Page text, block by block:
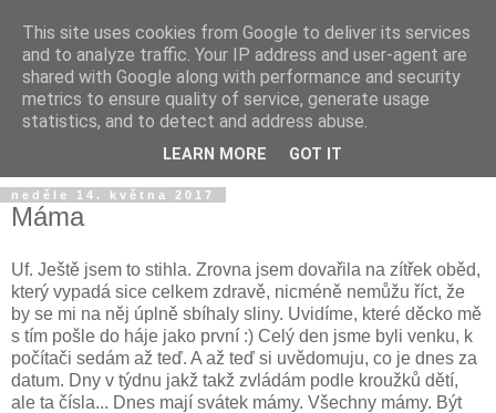
neděle 14. května 2017
Máma
Uf. Ještě jsem to stihla. Zrovna jsem dovařila na zítřek oběd,
který vypadá sice celkem zdravě, nicméně nemůžu říct, že
by se mi na něj úplně sbíhaly sliny. Uvidíme, které děcko mě
s tím pošle do háje jako první :) Celý den jsme byli venku, k
počítači sedám až teď. A až teď si uvědomuju, co je dnes za
datum. Dny v týdnu jakž takž zvládám podle kroužků dětí,
ale ta čísla... Dnes mají svátek mámy. Všechny mámy. Být
This site uses cookies from Google to deliver its services
and to analyze traffic. Your IP address and user-agent are
shared with Google along with performance and security
metrics to ensure quality of service, generate usage
statistics, and to detect and address abuse.
LEARN MORE GOT IT